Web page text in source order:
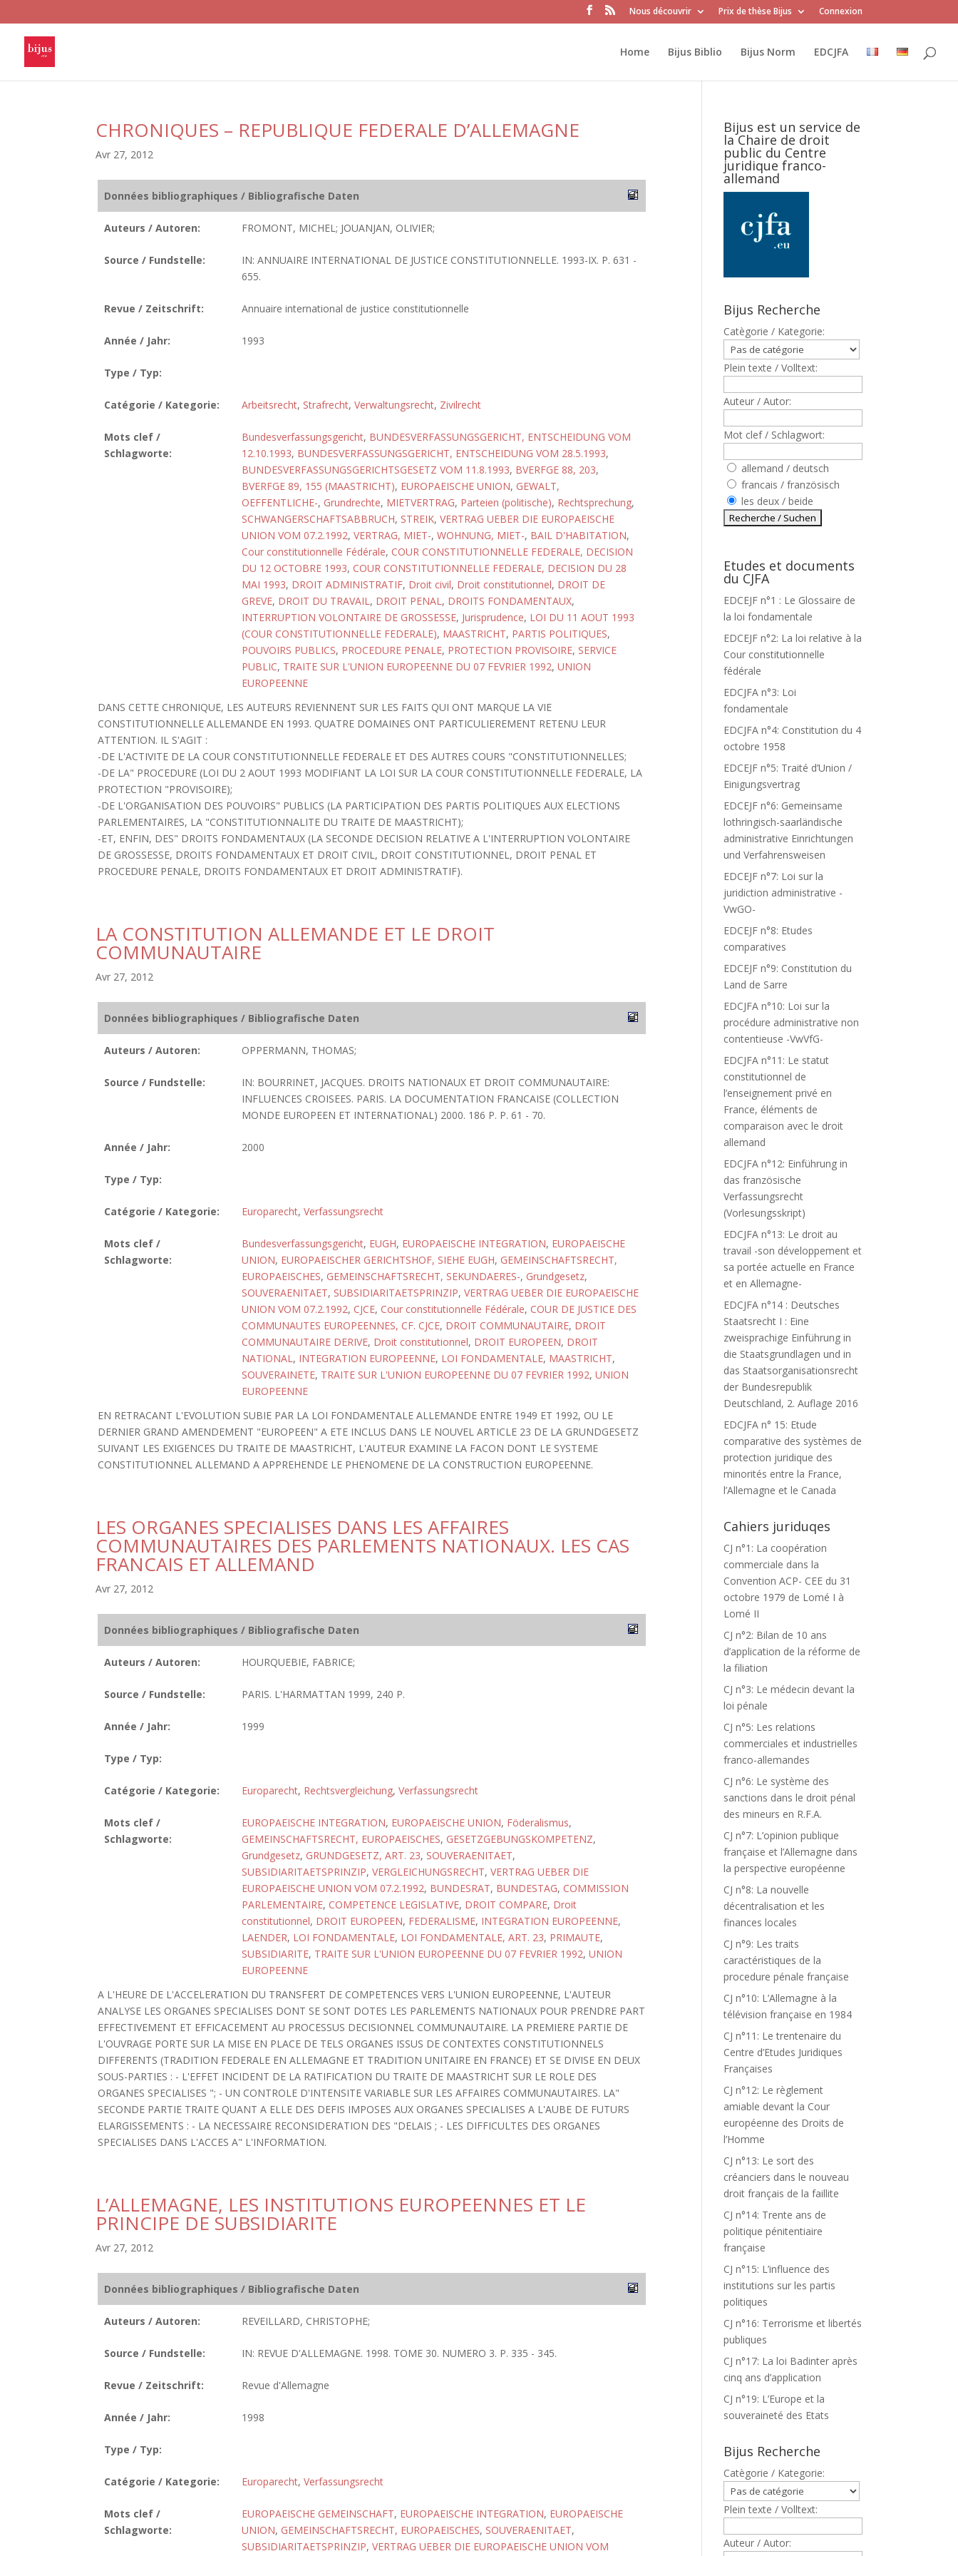
Nous découvrir Prix de thèse Bijus Connexion
Home Bijus Biblio Bijus Norm EDCJFA
CHRONIQUES – REPUBLIQUE FEDERALE D’ALLEMAGNE
Avr 27, 2012
Données bibliographiques / Bibliografische Daten
Auteurs / Autoren: FROMONT, MICHEL; JOUANJAN, OLIVIER;
Source / Fundstelle:
IN: ANNUAIRE INTERNATIONAL DE JUSTICE CONSTITUTIONNELLE. 1993-IX. P. 631 -
655.
Revue / Zeitschrift: Annuaire international de justice constitutionnelle
Année / Jahr: 1993
Type / Typ:
Catégorie / Kategorie: Arbeitsrecht, Strafrecht, Verwaltungsrecht, Zivilrecht
Mots clef /
Schlagworte:
Bundesverfassungsgericht, BUNDESVERFASSUNGSGERICHT, ENTSCHEIDUNG VOM
12.10.1993, BUNDESVERFASSUNGSGERICHT, ENTSCHEIDUNG VOM 28.5.1993,
BUNDESVERFASSUNGSGERICHTSGESETZ VOM 11.8.1993, BVERFGE 88, 203,
BVERFGE 89, 155 (MAASTRICHT), EUROPAEISCHE UNION, GEWALT,
OEFFENTLICHE-, Grundrechte, MIETVERTRAG, Parteien (politische), Rechtsprechung,
SCHWANGERSCHAFTSABBRUCH, STREIK, VERTRAG UEBER DIE EUROPAEISCHE
UNION VOM 07.2.1992, VERTRAG, MIET-, WOHNUNG, MIET-, BAIL D'HABITATION,
Cour constitutionnelle Fédérale, COUR CONSTITUTIONNELLE FEDERALE, DECISION
DU 12 OCTOBRE 1993, COUR CONSTITUTIONNELLE FEDERALE, DECISION DU 28
MAI 1993, DROIT ADMINISTRATIF, Droit civil, Droit constitutionnel, DROIT DE
GREVE, DROIT DU TRAVAIL, DROIT PENAL, DROITS FONDAMENTAUX,
INTERRUPTION VOLONTAIRE DE GROSSESSE, Jurisprudence, LOI DU 11 AOUT 1993
(COUR CONSTITUTIONNELLE FEDERALE), MAASTRICHT, PARTIS POLITIQUES,
POUVOIRS PUBLICS, PROCEDURE PENALE, PROTECTION PROVISOIRE, SERVICE
PUBLIC, TRAITE SUR L'UNION EUROPEENNE DU 07 FEVRIER 1992, UNION
EUROPEENNE
DANS CETTE CHRONIQUE, LES AUTEURS REVIENNENT SUR LES FAITS QUI ONT MARQUE LA VIE
CONSTITUTIONNELLE ALLEMANDE EN 1993. QUATRE DOMAINES ONT PARTICULIEREMENT RETENU LEUR
ATTENTION. IL S'AGIT :
-DE L'ACTIVITE DE LA COUR CONSTITUTIONNELLE FEDERALE ET DES AUTRES COURS "CONSTITUTIONNELLES;
-DE LA" PROCEDURE (LOI DU 2 AOUT 1993 MODIFIANT LA LOI SUR LA COUR CONSTITUTIONNELLE FEDERALE, LA
PROTECTION "PROVISOIRE);
-DE L'ORGANISATION DES POUVOIRS" PUBLICS (LA PARTICIPATION DES PARTIS POLITIQUES AUX ELECTIONS
PARLEMENTAIRES, LA "CONSTITUTIONNALITE DU TRAITE DE MAASTRICHT);
-ET, ENFIN, DES" DROITS FONDAMENTAUX (LA SECONDE DECISION RELATIVE A L'INTERRUPTION VOLONTAIRE
DE GROSSESSE, DROITS FONDAMENTAUX ET DROIT CIVIL, DROIT CONSTITUTIONNEL, DROIT PENAL ET
PROCEDURE PENALE, DROITS FONDAMENTAUX ET DROIT ADMINISTRATIF).
LA CONSTITUTION ALLEMANDE ET LE DROIT
COMMUNAUTAIRE
Avr 27, 2012
Données bibliographiques / Bibliografische Daten
Auteurs / Autoren: OPPERMANN, THOMAS;
Source / Fundstelle:
IN: BOURRINET, JACQUES. DROITS NATIONAUX ET DROIT COMMUNAUTAIRE:
INFLUENCES CROISEES. PARIS. LA DOCUMENTATION FRANCAISE (COLLECTION
MONDE EUROPEEN ET INTERNATIONAL) 2000. 186 P. P. 61 - 70.
Année / Jahr: 2000
Type / Typ:
Catégorie / Kategorie: Europarecht, Verfassungsrecht
Mots clef /
Schlagworte:
Bundesverfassungsgericht, EUGH, EUROPAEISCHE INTEGRATION, EUROPAEISCHE
UNION, EUROPAEISCHER GERICHTSHOF, SIEHE EUGH, GEMEINSCHAFTSRECHT,
EUROPAEISCHES, GEMEINSCHAFTSRECHT, SEKUNDAERES-, Grundgesetz,
SOUVERAENITAET, SUBSIDIARITAETSPRINZIP, VERTRAG UEBER DIE EUROPAEISCHE
UNION VOM 07.2.1992, CJCE, Cour constitutionnelle Fédérale, COUR DE JUSTICE DES
COMMUNAUTES EUROPEENNES, CF. CJCE, DROIT COMMUNAUTAIRE, DROIT
COMMUNAUTAIRE DERIVE, Droit constitutionnel, DROIT EUROPEEN, DROIT
NATIONAL, INTEGRATION EUROPEENNE, LOI FONDAMENTALE, MAASTRICHT,
SOUVERAINETE, TRAITE SUR L'UNION EUROPEENNE DU 07 FEVRIER 1992, UNION
EUROPEENNE
EN RETRACANT L'EVOLUTION SUBIE PAR LA LOI FONDAMENTALE ALLEMANDE ENTRE 1949 ET 1992, OU LE
DERNIER GRAND AMENDEMENT "EUROPEEN" A ETE INCLUS DANS LE NOUVEL ARTICLE 23 DE LA GRUNDGESETZ
SUIVANT LES EXIGENCES DU TRAITE DE MAASTRICHT, L'AUTEUR EXAMINE LA FACON DONT LE SYSTEME
CONSTITUTIONNEL ALLEMAND A APPREHENDE LE PHENOMENE DE LA CONSTRUCTION EUROPEENNE.
LES ORGANES SPECIALISES DANS LES AFFAIRES
COMMUNAUTAIRES DES PARLEMENTS NATIONAUX. LES CAS
FRANCAIS ET ALLEMAND
Avr 27, 2012
Données bibliographiques / Bibliografische Daten
Auteurs / Autoren: HOURQUEBIE, FABRICE;
Source / Fundstelle: PARIS. L'HARMATTAN 1999, 240 P.
Année / Jahr: 1999
Type / Typ:
Catégorie / Kategorie: Europarecht, Rechtsvergleichung, Verfassungsrecht
Mots clef /
Schlagworte:
EUROPAEISCHE INTEGRATION, EUROPAEISCHE UNION, Föderalismus,
GEMEINSCHAFTSRECHT, EUROPAEISCHES, GESETZGEBUNGSKOMPETENZ,
Grundgesetz, GRUNDGESETZ, ART. 23, SOUVERAENITAET,
SUBSIDIARITAETSPRINZIP, VERGLEICHUNGSRECHT, VERTRAG UEBER DIE
EUROPAEISCHE UNION VOM 07.2.1992, BUNDESRAT, BUNDESTAG, COMMISSION
PARLEMENTAIRE, COMPETENCE LEGISLATIVE, DROIT COMPARE, Droit
constitutionnel, DROIT EUROPEEN, FEDERALISME, INTEGRATION EUROPEENNE,
LAENDER, LOI FONDAMENTALE, LOI FONDAMENTALE, ART. 23, PRIMAUTE,
SUBSIDIARITE, TRAITE SUR L'UNION EUROPEENNE DU 07 FEVRIER 1992, UNION
EUROPEENNE
A L'HEURE DE L'ACCELERATION DU TRANSFERT DE COMPETENCES VERS L'UNION EUROPEENNE, L'AUTEUR
ANALYSE LES ORGANES SPECIALISES DONT SE SONT DOTES LES PARLEMENTS NATIONAUX POUR PRENDRE PART
EFFECTIVEMENT ET EFFICACEMENT AU PROCESSUS DECISIONNEL COMMUNAUTAIRE. LA PREMIERE PARTIE DE
L'OUVRAGE PORTE SUR LA MISE EN PLACE DE TELS ORGANES ISSUS DE CONTEXTES CONSTITUTIONNELS
DIFFERENTS (TRADITION FEDERALE EN ALLEMAGNE ET TRADITION UNITAIRE EN FRANCE) ET SE DIVISE EN DEUX
SOUS-PARTIES : - L'EFFET INCIDENT DE LA RATIFICATION DU TRAITE DE MAASTRICHT SUR LE ROLE DES
ORGANES SPECIALISES "; - UN CONTROLE D'INTENSITE VARIABLE SUR LES AFFAIRES COMMUNAUTAIRES. LA"
SECONDE PARTIE TRAITE QUANT A ELLE DES DEFIS IMPOSES AUX ORGANES SPECIALISES A L'AUBE DE FUTURS
ELARGISSEMENTS : - LA NECESSAIRE RECONSIDERATION DES "DELAIS ; - LES DIFFICULTES DES ORGANES
SPECIALISES DANS L'ACCES A" L'INFORMATION.
L’ALLEMAGNE, LES INSTITUTIONS EUROPEENNES ET LE
PRINCIPE DE SUBSIDIARITE
Avr 27, 2012
Données bibliographiques / Bibliografische Daten
Auteurs / Autoren: REVEILLARD, CHRISTOPHE;
Source / Fundstelle: IN: REVUE D'ALLEMAGNE. 1998. TOME 30. NUMERO 3. P. 335 - 345.
Revue / Zeitschrift: Revue d'Allemagne
Année / Jahr: 1998
Type / Typ:
Catégorie / Kategorie: Europarecht, Verfassungsrecht
Mots clef /
Schlagworte:
EUROPAEISCHE GEMEINSCHAFT, EUROPAEISCHE INTEGRATION, EUROPAEISCHE
UNION, GEMEINSCHAFTSRECHT, EUROPAEISCHES, SOUVERAENITAET,
SUBSIDIARITAETSPRINZIP, VERTRAG UEBER DIE EUROPAEISCHE UNION VOM
Bijus est un service de
la Chaire de droit
public du Centre
juridique franco-
allemand
Bijus Recherche
Catègorie / Kategorie:
Plein texte / Volltext:
Auteur / Autor:
Mot clef / Schlagwort:
allemand / deutsch
francais / französisch
les deux / beide
Etudes et documents
du CJFA
EDCEJF n°1 : Le Glossaire de
la loi fondamentale
EDCEJF n°2: La loi relative à la
Cour constitutionnelle
fédérale
EDCJFA n°3: Loi
fondamentale
EDCJFA n°4: Constitution du 4
octobre 1958
EDCEJF n°5: Traité d’Union /
Einigungsvertrag
EDCEJF n°6: Gemeinsame
lothringisch-saarländische
administrative Einrichtungen
und Verfahrensweisen
EDCEJF n°7: Loi sur la
juridiction administrative -
VwGO-
EDCEJF n°8: Etudes
comparatives
EDCEJF n°9: Constitution du
Land de Sarre
EDCJFA n°10: Loi sur la
procédure administrative non
contentieuse -VwVfG-
EDCJFA n°11: Le statut
constitutionnel de
l’enseignement privé en
France, éléments de
comparaison avec le droit
allemand
EDCJFA n°12: Einführung in
das französische
Verfassungsrecht
(Vorlesungsskript)
EDCJFA n°13: Le droit au
travail -son développement et
sa portée actuelle en France
et en Allemagne-
EDCJFA n°14 : Deutsches
Staatsrecht I : Eine
zweisprachige Einführung in
die Staatsgrundlagen und in
das Staatsorganisationsrecht
der Bundesrepublik
Deutschland, 2. Auflage 2016
EDCJFA n° 15: Etude
comparative des systèmes de
protection juridique des
minorités entre la France,
l’Allemagne et le Canada
Cahiers juriduqes
CJ n°1: La coopération
commerciale dans la
Convention ACP- CEE du 31
octobre 1979 de Lomé I à
Lomé II
CJ n°2: Bilan de 10 ans
d’application de la réforme de
la filiation
CJ n°3: Le médecin devant la
loi pénale
CJ n°5: Les relations
commerciales et industrielles
franco-allemandes
CJ n°6: Le système des
sanctions dans le droit pénal
des mineurs en R.F.A.
CJ n°7: L’opinion publique
française et l’Allemagne dans
la perspective européenne
CJ n°8: La nouvelle
décentralisation et les
finances locales
CJ n°9: Les traits
caractéristiques de la
procedure pénale française
CJ n°10: L’Allemagne à la
télévision française en 1984
CJ n°11: Le trentenaire du
Centre d’Etudes Juridiques
Françaises
CJ n°12: Le règlement
amiable devant la Cour
européenne des Droits de
l’Homme
CJ n°13: Le sort des
créanciers dans le nouveau
droit français de la faillite
CJ n°14: Trente ans de
politique pénitentiaire
française
CJ n°15: L’influence des
institutions sur les partis
politiques
CJ n°16: Terrorisme et libertés
publiques
CJ n°17: La loi Badinter après
cinq ans d’application
CJ n°19: L’Europe et la
souveraineté des Etats
Bijus Recherche
Catègorie / Kategorie:
Plein texte / Volltext:
Auteur / Autor: